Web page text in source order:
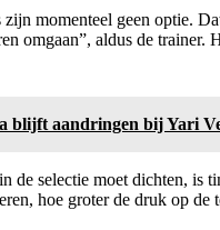
momenteel geen optie.
omgaan”, aldus de trainer.
blijft aandringen bij Yari
de selectie moet dichten, is
hoe groter de druk op de